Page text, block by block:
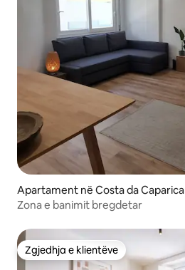
Apartament në Costa da Caparica
Zona e banimit bregdetar
Zgjedhja e klientëve
Zgjedhja e klientëve